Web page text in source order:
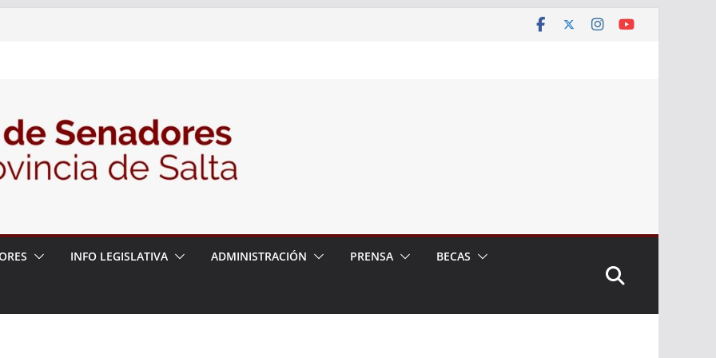
– 06/08/26 – 82° Edición de la Expo
– 06/08/26 – “Historia y memoria
del pueblo Kolla en el municipio de
INFO LEGISLATIVA ADMINISTRACIÓN PRENSA BECAS